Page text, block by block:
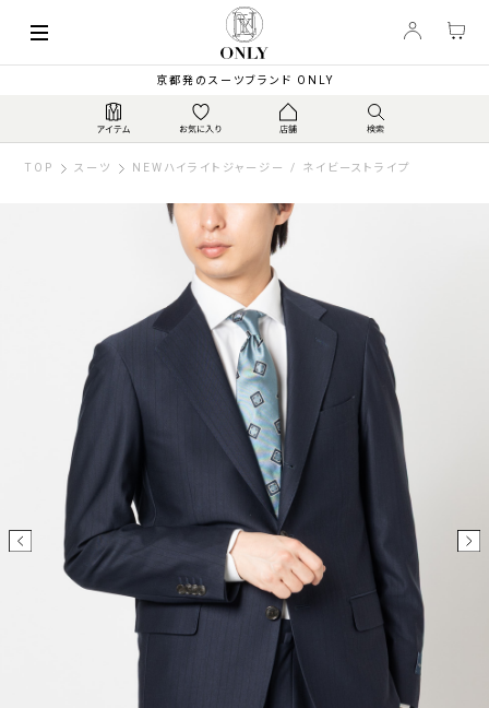
京都発のスーツブランド ONLY
TOP スーツ NEWハイライトジャージー / ネイビーストライプ